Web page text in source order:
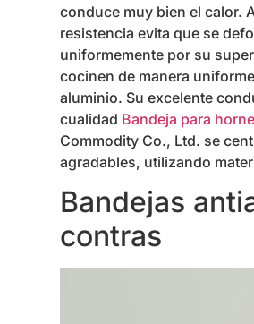
conduce muy bien el calor.
resistencia evita que se
uniformemente por su
cocinen de manera
aluminio. Su excelente
cualidad Bandeja para
Commodity Co., Ltd. se
agradables, utilizando
Bandejas
contras